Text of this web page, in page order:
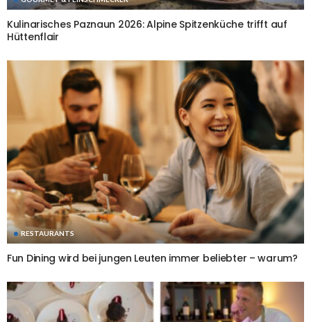
Kulinarisches Paznaun 2026: Alpine Spitzenküche trifft auf
Hüttenflair
RESTAURANTS
Fun Dining wird bei jungen Leuten immer beliebter – warum?